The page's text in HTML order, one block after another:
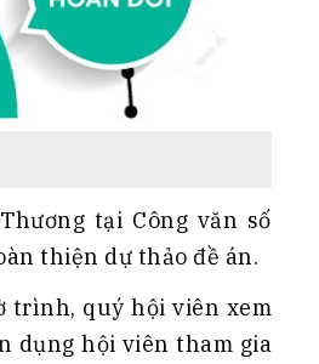
tại Công văn số
thiện dự thảo đề án.
trình, quý hội viên xem
dụng hội viên tham gia